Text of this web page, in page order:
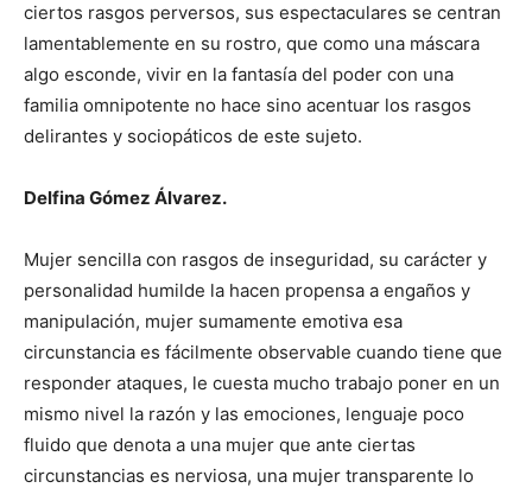
ciertos rasgos perversos, sus espectaculares se centran
lamentablemente en su rostro, que como una máscara
algo esconde, vivir en la fantasía del poder con una
familia omnipotente no hace sino acentuar los rasgos
delirantes y sociopáticos de este sujeto.
Delfina Gómez Álvarez.
Mujer sencilla con rasgos de inseguridad, su carácter y
personalidad humilde la hacen propensa a engaños y
manipulación, mujer sumamente emotiva esa
circunstancia es fácilmente observable cuando tiene que
responder ataques, le cuesta mucho trabajo poner en un
mismo nivel la razón y las emociones, lenguaje poco
fluido que denota a una mujer que ante ciertas
circunstancias es nerviosa, una mujer transparente lo